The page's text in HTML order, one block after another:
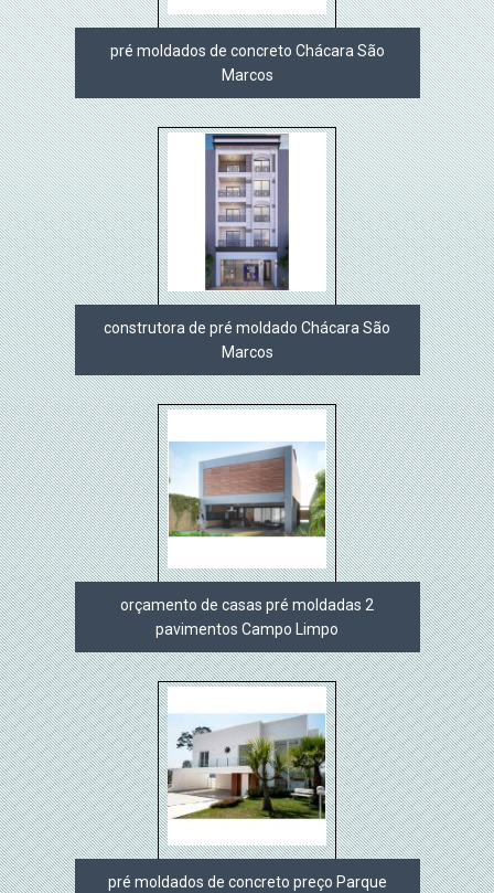
pré moldados de concreto Chácara São
Marcos
construtora de pré moldado Chácara São
Marcos
orçamento de casas pré moldadas 2
pavimentos Campo Limpo
pré moldados de concreto preço Parque